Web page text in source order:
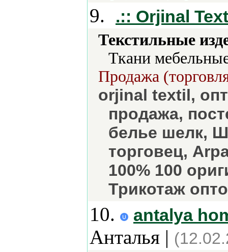
9. .:: Orjinal
Текстильные
Ткани
Продажа
orjinal textil,
продажа,
белье шелк,
торговец,
100% 100
Трикотаж
10. antalya
Анталья |